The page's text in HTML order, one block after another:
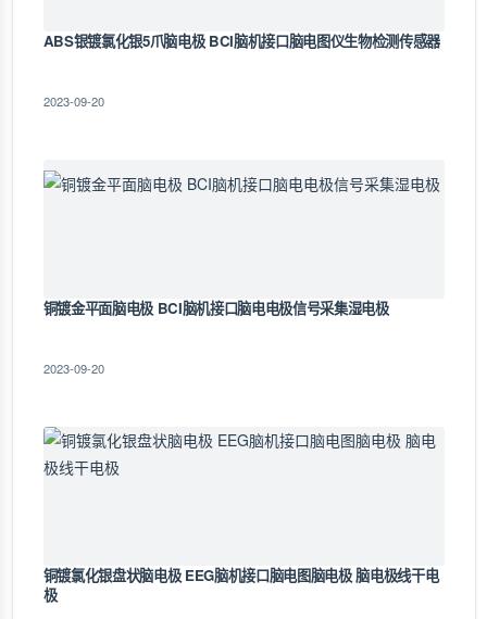
ABS银镀氯化银5爪脑电极 BCI脑机接口脑电图仪生物检测传感器
2023-09-20
铜镀金平面脑电极 BCI脑机接口脑电电极信号采集湿电极
2023-09-20
铜镀氯化银盘状脑电极 EEG脑机接口脑电图脑电极 脑电极线干电
极